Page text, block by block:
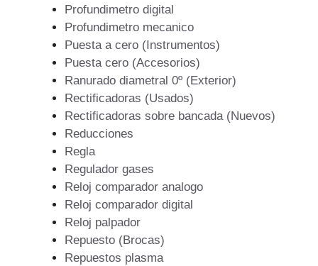
Profundimetro digital
Profundimetro mecanico
Puesta a cero (Instrumentos)
Puesta cero (Accesorios)
Ranurado diametral 0º (Exterior)
Rectificadoras (Usados)
Rectificadoras sobre bancada (Nuevos)
Reducciones
Regla
Regulador gases
Reloj comparador analogo
Reloj comparador digital
Reloj palpador
Repuesto (Brocas)
Repuestos plasma